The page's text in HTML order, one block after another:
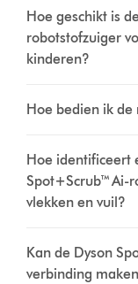
Hoe geschikt is
robotstofzuiger
kinderen?
Hoe bedien ik
Hoe identificeert
Spot+Scrub™ Ai-
vlekken en vuil?
Kan de Dyson
verbinding